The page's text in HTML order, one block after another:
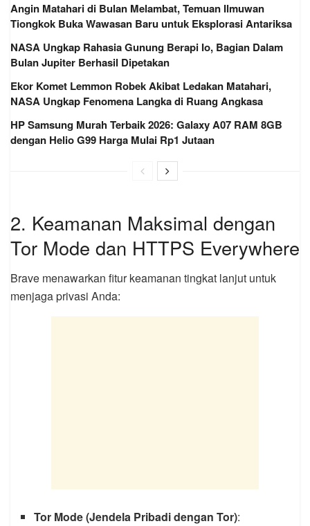
Angin Matahari di Bulan Melambat, Temuan Ilmuwan
Tiongkok Buka Wawasan Baru untuk Eksplorasi Antariksa
NASA Ungkap Rahasia Gunung Berapi Io, Bagian Dalam
Bulan Jupiter Berhasil Dipetakan
Ekor Komet Lemmon Robek Akibat Ledakan Matahari,
NASA Ungkap Fenomena Langka di Ruang Angkasa
HP Samsung Murah Terbaik 2026: Galaxy A07 RAM 8GB
dengan Helio G99 Harga Mulai Rp1 Jutaan
2. Keamanan Maksimal dengan
Tor Mode dan HTTPS Everywhere
Brave menawarkan fitur keamanan tingkat lanjut untuk
menjaga privasi Anda:
Tor Mode (Jendela Pribadi dengan Tor):